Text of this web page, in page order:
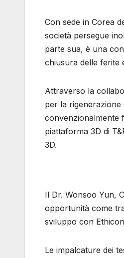
Con sede in Corea
società persegue
parte sua, è una
chiusura delle ferite
Attraverso la
per la rigenerazione
convenzionalmente
piattaforma 3D di
3D.
Il Dr. Wonsoo Yun,
opportunità come
sviluppo con
Le impalcature dei